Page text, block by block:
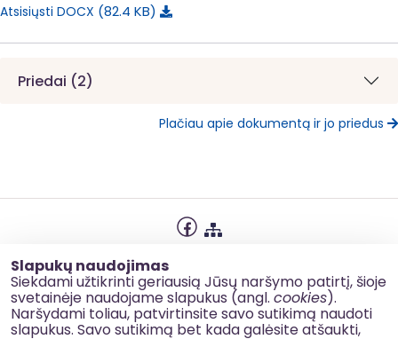
Slapukų naudojimas
Siekdami užtikrinti geriausią Jūsų naršymo patirtį, šioje
svetainėje naudojame slapukus (angl. cookies).
Naršydami toliau, patvirtinsite savo sutikimą naudoti
slapukus. Savo sutikimą bet kada galėsite atšaukti,
Atsisiųsti DOCX 82.4 KB
Priedai (2)
Plačiau apie dokumentą ir jo priedus
Slapukų naudojimas
Korupcijos prevencija
Kontaktai